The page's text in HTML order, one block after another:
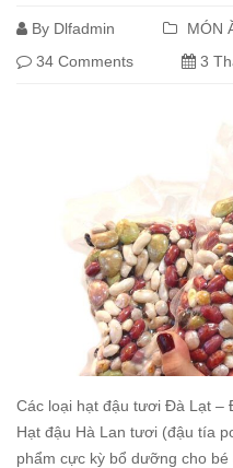
By Dlfadmin
MÓN
34 Comments
3
Các loại hạt đậu tươi Đà Lạt –
Hạt đậu Hà Lan tươi (đậu tía
phẩm cực kỳ bổ dưỡng cho bé